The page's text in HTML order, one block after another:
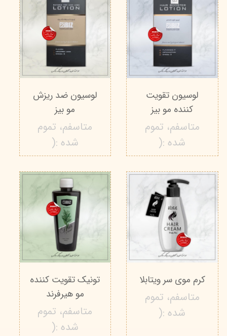
لوسیون تقویت
کننده مو بیز
متاسفم، تموم
شده :(
لوسیون ضد ریزش
مو بیز
متاسفم، تموم
شده :(
کرم موی سر ویتابلا
متاسفم، تموم
شده :(
تونیک تقویت کننده
مو هیرفرند
متاسفم، تموم
شده :(